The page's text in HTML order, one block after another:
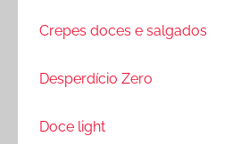
Crepes doces e salgados
Desperdício Zero
Doce light